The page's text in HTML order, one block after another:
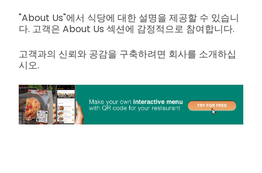
"About Us"에서 식당에 대한 설명을 제공할 수 있습니
다. 고객은 About Us 섹션에 감정적으로 참여합니다.
고객과의 신뢰와 공감을 구축하려면 회사를 소개하십
시오.